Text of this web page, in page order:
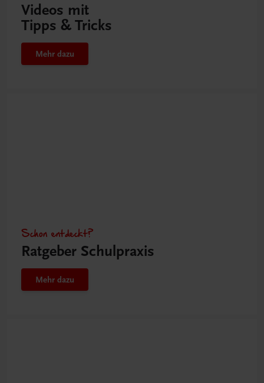
Videos mit
Tipps & Tricks
Mehr dazu
Schon entdeckt?
Ratgeber Schulpraxis
Mehr dazu